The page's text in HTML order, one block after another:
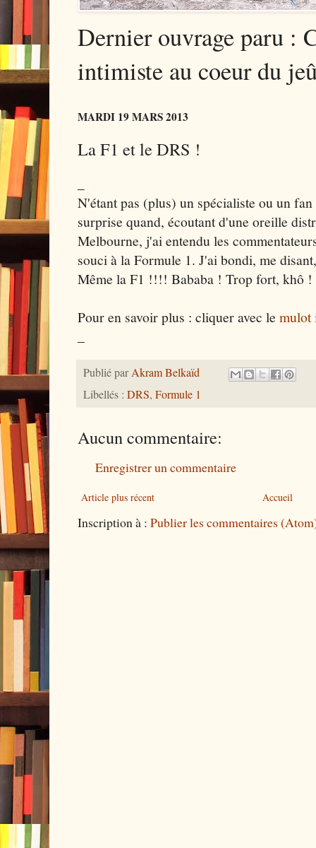
Dernier ouvrage paru :
intimiste au coeur du
MARDI 19 MARS 2013
La F1 et le DRS !
N'étant pas (plus) un spécialiste ou un
surprise quand, écoutant d'une oreille
Melbourne, j'ai entendu les
souci à la Formule 1. J'ai bondi, me
Même la F1 !!!! Bababa ! Trop fort, khô !
Pour en savoir plus : cliquer avec le mulot
Publié parAkram Belkaïd
Libellés : DRS, Formule 1
Aucun commentaire:
Enregistrer un commentaire
Article plus récent Accueil
Inscription à : Publier les commentaires